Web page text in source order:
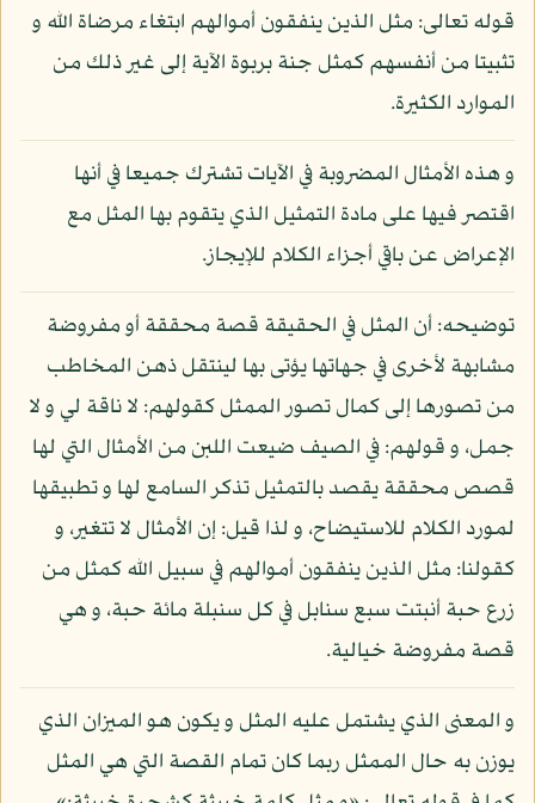
قوله تعالى: مثل الذين ينفقون أموالهم ابتغاء مرضاة الله و
تثبيتا من أنفسهم كمثل جنة بربوة الآية إلى غير ذلك من
الموارد الكثيرة.
و هذه الأمثال المضروبة في الآيات تشترك جميعا في أنها
اقتصر فيها على مادة التمثيل الذي يتقوم بها المثل مع
الإعراض عن باقي أجزاء الكلام للإيجاز.
توضيحه: أن المثل في الحقيقة قصة محققة أو مفروضة
مشابهة لأخرى في جهاتها يؤتى بها لينتقل ذهن المخاطب
من تصورها إلى كمال تصور الممثل كقولهم: لا ناقة لي و لا
جمل، و قولهم: في الصيف ضيعت اللبن من الأمثال التي لها
قصص محققة يقصد بالتمثيل تذكر السامع لها و تطبيقها
لمورد الكلام للاستيضاح، و لذا قيل: إن الأمثال لا تتغير، و
كقولنا: مثل الذين ينفقون أموالهم في سبيل الله كمثل من
زرع حبة أنبتت سبع سنابل في كل سنبلة مائة حبة، و هي
قصة مفروضة خيالية.
و المعنى الذي يشتمل عليه المثل و يكون هو الميزان الذي
يوزن به حال الممثل ربما كان تمام القصة التي هي المثل